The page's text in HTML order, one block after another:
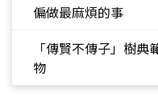
偏做最麻煩的事
「傳賢不傳子」樹
物